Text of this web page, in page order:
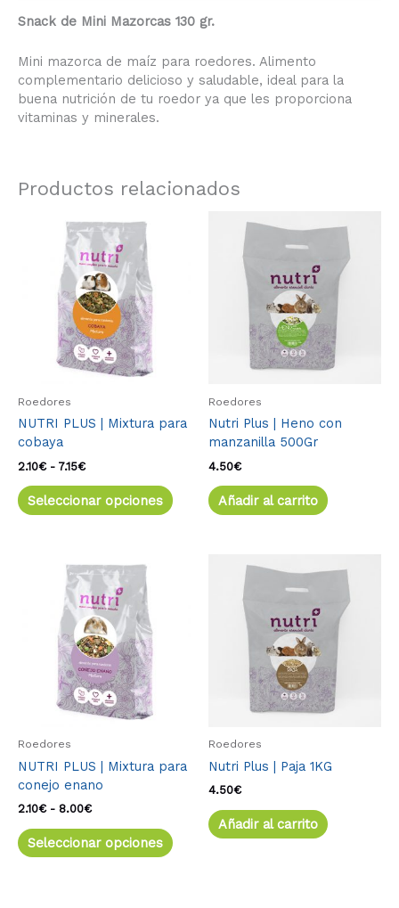
Snack de Mini Mazorcas 130 gr.
Mini mazorca de maíz para roedores. Alimento
complementario delicioso y saludable, ideal para la
buena nutrición de tu roedor ya que les proporciona
vitaminas y minerales.
Productos relacionados
Roedores
NUTRI PLUS | Mixtura para
cobaya
2.10€ - 7.15€
de
precios:
desde
2.10€
hasta
7.15€
Seleccionar opciones
la
página
Roedores
Nutri Plus | Heno con
manzanilla 500Gr
4.50€
Añadir al carrito
Roedores
NUTRI PLUS | Mixtura para
conejo enano
2.10€ - 8.00€
de
precios:
desde
2.10€
hasta
8.00€
Seleccionar opciones
la
página
producto
Roedores
Nutri Plus | Paja 1KG
4.50€
Añadir al carrito